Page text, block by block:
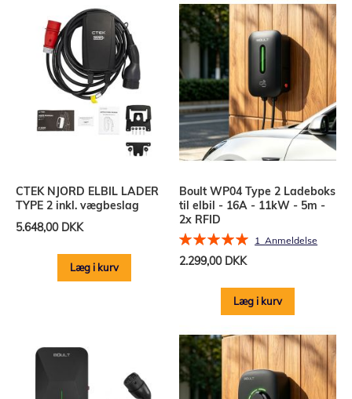
CTEK NJORD ELBIL LADER
TYPE 2 inkl. vægbeslag
5.648,00 DKK
Læg i kurv
Boult WP04 Type 2 Ladeboks
til elbil - 16A - 11kW - 5m -
2x RFID
Bedømmelse:
1Anmeldelse
2.299,00 DKK
Læg i kurv